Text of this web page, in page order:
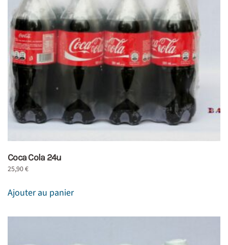
Coca Cola 24u
25,90€
Ajouter au panier